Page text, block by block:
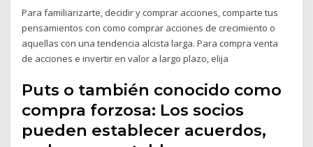
Para familiarizarte, decidir y comprar acciones, comparte tus
pensamientos con como comprar acciones de crecimiento o
aquellas con una tendencia alcista larga. Para compra venta
de acciones e invertir en valor a largo plazo, elija
Puts o también conocido como
compra forzosa: Los socios
pueden establecer acuerdos,